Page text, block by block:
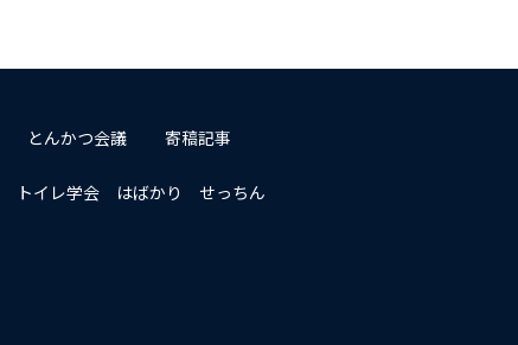
とんかつ会議 寄稿記事
トイレ学会 はばかり せっちん